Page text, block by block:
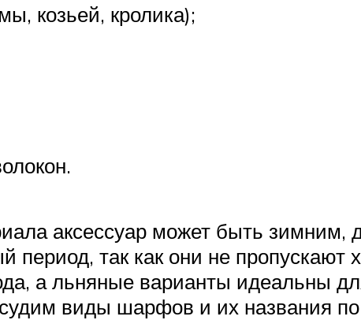
козьей, кролика);
аксессуар может быть
период, так как они не
а льняные варианты идеальны
виды шарфов и их названия